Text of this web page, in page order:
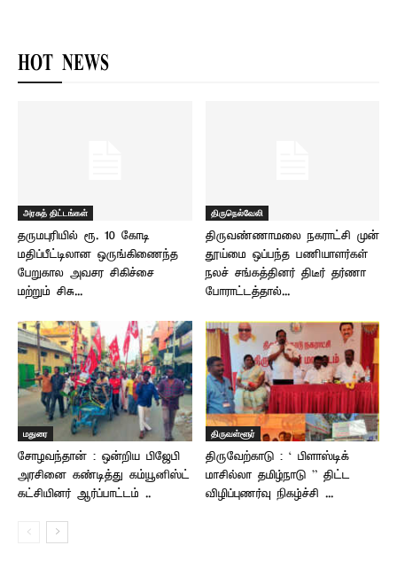
HOT NEWS
அரசுத் திட்டங்கள்
தருமபுரியில் ரூ. 10 கோடி
மதிப்பீட்டிலான ஒருங்கிணைந்த
பேறுகால அவசர சிகிச்சை
மற்றும் சிசு...
திருநெல்வேலி
திருவண்ணாமலை நகராட்சி முன்
தூய்மை ஒப்பந்த பணியாளர்கள்
நலச் சங்கத்தினர் திடீர் தர்ணா
போராட்டத்தால்...
மதுரை
சோழவந்தான் : ஒன்றிய பிஜேபி
அரசினை கண்டித்து கம்யூனிஸ்ட்
கட்சியினர் ஆர்ப்பாட்டம் ..
திருவள்ளூர்
திருவேற்காடு : ‘ பிளாஸ்டிக்
மாசில்லா தமிழ்நாடு ” திட்ட
விழிப்புணர்வு நிகழ்ச்சி ...